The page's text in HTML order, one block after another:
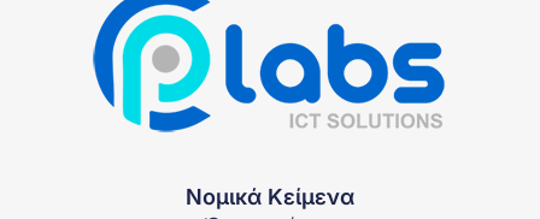
Νομικά Κείμενα